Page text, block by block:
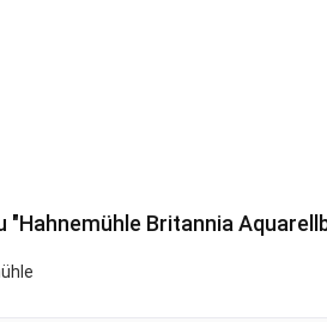
Britannia